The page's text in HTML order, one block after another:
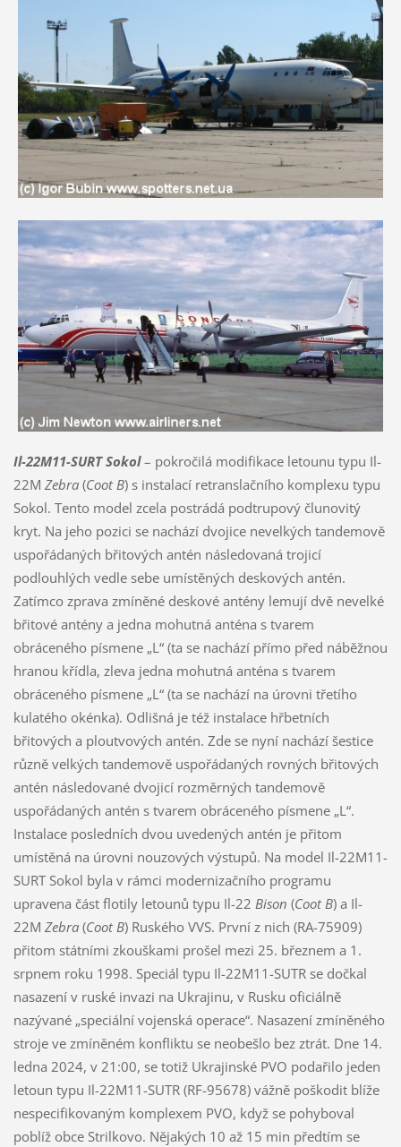
Il-22M11-SURT Sokol– pokročilá modifikace letounu typu Il-
22M Zebra(Coot B) s instalací retranslačního komplexu typu
Sokol. Tento model zcela postrádá podtrupový člunovitý
kryt. Na jeho pozici se nachází dvojice nevelkých tandemově
uspořádaných břitových antén následovaná trojicí
podlouhlých vedle sebe umístěných deskových antén.
Zatímco zprava zmíněné deskové antény lemují dvě nevelké
břitové antény a jedna mohutná anténa s tvarem
obráceného písmene „L“ (ta se nachází přímo před náběžnou
hranou křídla, zleva jedna mohutná anténa s tvarem
obráceného písmene „L“ (ta se nachází na úrovni třetího
kulatého okénka). Odlišná je též instalace hřbetních
břitových a ploutvových antén. Zde se nyní nachází šestice
různě velkých tandemově uspořádaných rovných břitových
antén následované dvojicí rozměrných tandemově
uspořádaných antén s tvarem obráceného písmene „L“.
Instalace posledních dvou uvedených antén je přitom
umístěná na úrovni nouzových výstupů. Na model Il-22M11-
SURT Sokol byla v rámci modernizačního programu
upravena část flotily letounů typu Il-22 Bison (Coot B) a Il-
22M Zebra(Coot B) Ruského VVS. První z nich (RA-75909)
přitom státními zkouškami prošel mezi 25. březnem a 1.
srpnem roku 1998. Speciál typu Il-22M11-SUTR se dočkal
nasazení v ruské invazi na Ukrajinu, v Rusku oficiálně
nazývané „speciální vojenská operace“. Nasazení zmíněného
stroje ve zmíněném konfliktu se neobešlo bez ztrát. Dne 14.
ledna 2024, v 21:00, se totiž Ukrajinské PVO podařilo jeden
letoun typu Il-22M11-SUTR (RF-95678) vážně poškodit blíže
nespecifikovaným komplexem PVO, když se pohyboval
poblíž obce Strilkovo. Nějakých 10 až 15 min předtím se